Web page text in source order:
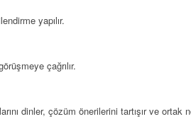
yapılır.
çağrılır.
dinler, çözüm önerilerini tartışır ve ortak